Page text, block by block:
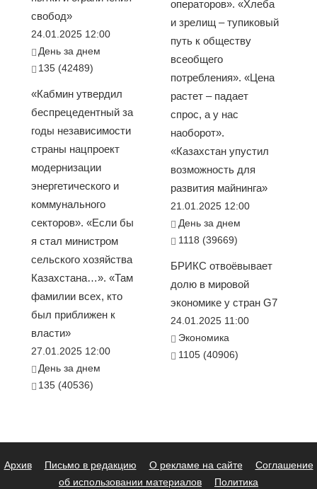
свобод»
24.01.2025 12:00
День за днем
135 (42489)
«Кабмин утвердил
беспрецедентный за
годы независимости
страны нацпроект
модернизации
энергетического и
коммунального
секторов». «Если бы
я стал министром
сельского хозяйства
Казахстана…». «Там
фамилии всех, кто
был приближен к
власти»
27.01.2025 12:00
День за днем
135 (40536)
операторов». «Хлеба
и зрелищ – тупиковый
путь к обществу
всеобщего
потребления». «Цена
растет – падает
спрос, а у нас
наоборот».
«Казахстан упустил
возможность для
развития майнинга»
21.01.2025 12:00
День за днем
1118 (39669)
БРИКС отвоёвывает
долю в мировой
экономике у стран G7
24.01.2025 11:00
Экономика
1105 (40906)
Архив Письмо в редакцию О рекламе на сайте
Соглашение
об использовании материалов
Политика